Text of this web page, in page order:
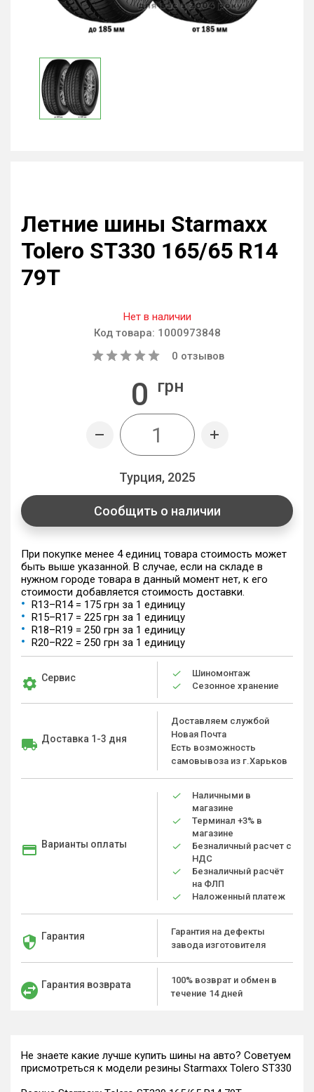
Летние шины Starmaxx
Tolero ST330 165/65 R14
79T
Нет в наличии
Код товара: 1000973848
0 отзывов
0 грн
Турция, 2025
Сообщить о наличии
При покупке менее 4 единиц товара стоимость может
быть выше указанной. В случае, если на складе в
нужном городе товара в данный момент нет, к его
стоимости добавляется стоимость доставки.
R13–R14 = 175 грн за 1 единицу
R15–R17 = 225 грн за 1 единицу
R18–R19 = 250 грн за 1 единицу
R20–R22 = 250 грн за 1 единицу
Сервис
Шиномонтаж
Сезонное хранение
Доставка 1-3 дня
Доставляем службой
Новая Почта
Есть возможность
самовывоза из г.Харьков
Варианты оплаты
Наличными в
магазине
Терминал +3% в
магазине
Безналичный расчет с
НДС
Безналичный расчёт
на ФЛП
Наложенный платеж
Гарантия
Гарантия на дефекты
завода изготовителя
Гарантия возврата
100% возврат и обмен в
течение 14 дней
Не знаете какие лучше купить шины на авто? Советуем
присмотреться к модели резины Starmaxx Tolero ST330